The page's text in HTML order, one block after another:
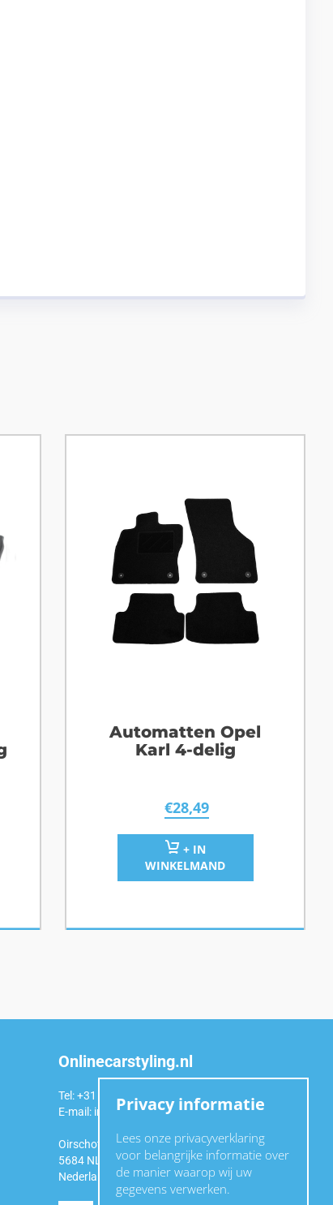
Automatten Opel
Karl 4-delig
€28,49
+ IN
WINKELMAND
Onlinecarstyling.nl
Tel: +31 (0)6 54 98 49 99
E-mail: info@onlinecarstyling.nl
Oirschotseweg 92a
5684 NL Best
Nederland
Privacy informatie
Lees onze privacyverklaring
voor belangrijke informatie over
de manier waarop wij uw
gegevens verwerken.